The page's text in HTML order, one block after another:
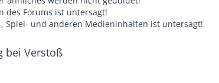
des Forums ist untersagt!
Spiel- und anderen Medieninhalten ist untersagt!
bei Verstoß